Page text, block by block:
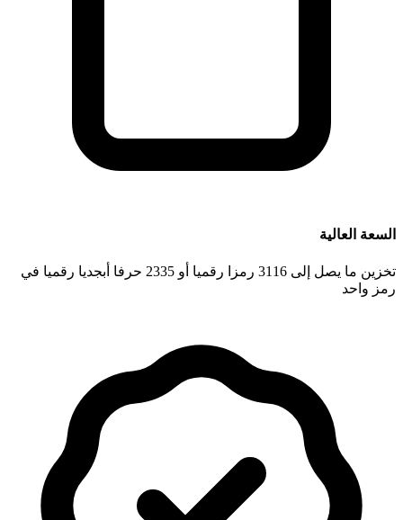
السعة العالية
تخزين ما يصل إلى 3116 رمزا رقميا أو 2335 حرفا أبجديا رقميا في
رمز واحد